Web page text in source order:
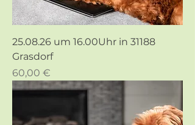
25.08.26 um 16.00Uhr in 31188
Grasdorf
Preis
60,00 €